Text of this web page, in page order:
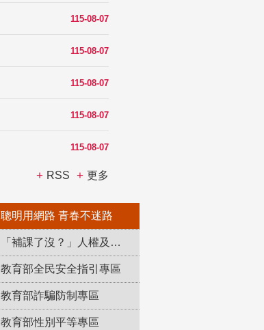
115-08-07
115-08-07
115-08-07
115-08-07
115-08-07
RSS 更多
聰明用網路 青春不迷路
「補課了沒？」人權及轉型正義教育專區
教育部全民安全指引專區
教育部詐騙防制專區
教育部性別平等專區